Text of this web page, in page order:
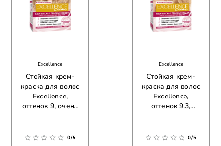
Excellence
Стойкая крем-
краска для волос
Excellence,
оттенок 9, очень
0/5
Excellence
Стойкая крем-
краска для волос
Excellence,
оттенок 9.3,
золотистый0/5